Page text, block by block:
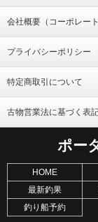
会社概要（コーポレート
プライバシーポリシー
特定商取引について
古物営業法に基づく表
ポー
HOME
最新釣果
釣り船予約